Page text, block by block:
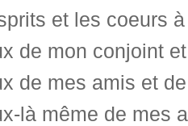
et les coeurs
de mon conjoint
de mes amis et
là même de mes